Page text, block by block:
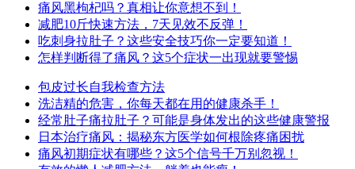
痛风黑枸杞吗？真相让你意想不到！
减肥10斤快速方法，7天见效不反弹！
吃刺身拉肚子？这些安全技巧你一定要知道！
怎样判断得了痛风？这5个症状一出现就要警惕
包皮过长自我检查方法
洗洁精的危害，你每天都在用的健康杀手！
经常肚子痛拉肚子？可能是身体发出的这些健康警报
日本治疗痛风：揭秘东方医学如何根除疼痛困扰
痛风初期症状有哪些？这5个信号千万别忽视！